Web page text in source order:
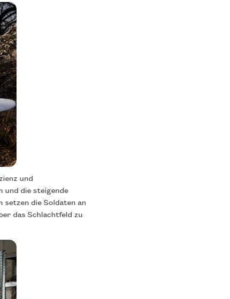
und
und die steigende
die Soldaten an
das Schlachtfeld zu